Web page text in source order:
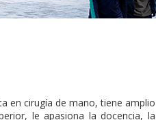
en cirugía de mano, tiene amplio
le apasiona la docencia, la